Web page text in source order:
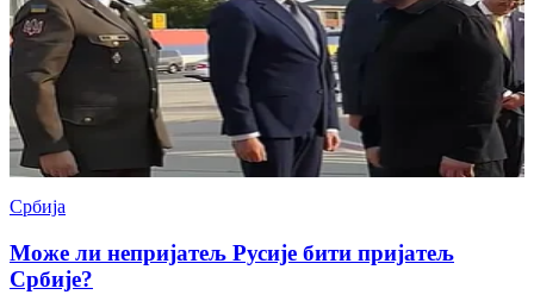
Србија
Може ли непријатељ Русије бити пријатељ
Србије?